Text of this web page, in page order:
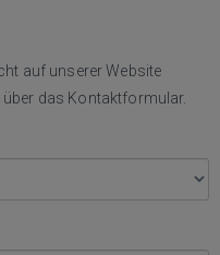
auf unserer Website
das Kontaktformular.